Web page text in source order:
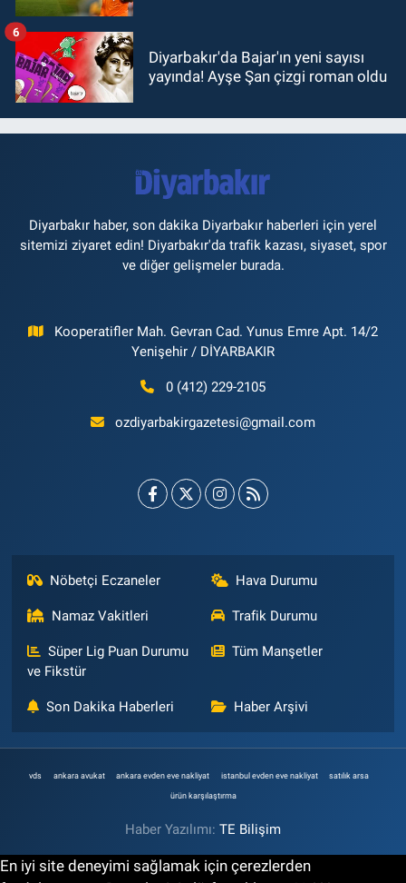
Diyarbakır'da Bajar'ın yeni sayısı
yayında! Ayşe Şan çizgi roman oldu
6
Diyarbakır haber, son dakika Diyarbakır haberleri için yerel
sitemizi ziyaret edin! Diyarbakır'da trafik kazası, siyaset, spor
ve diğer gelişmeler burada.
Kooperatifler Mah. Gevran Cad. Yunus Emre Apt. 14/2
Yenişehir / DİYARBAKIR
0 (412) 229-2105
ozdiyarbakirgazetesi@gmail.com
Nöbetçi Eczaneler Hava Durumu
Namaz Vakitleri Trafik Durumu
Süper Lig Puan Durumu
ve Fikstür
Tüm Manşetler
Son Dakika Haberleri Haber Arşivi
vds ankara avukat ankara evden eve nakliyat istanbul evden eve nakliyat satılık arsa
ürün karşılaştırma
Haber Yazılımı: TE Bilişim
En iyi site deneyimi sağlamak için çerezlerden